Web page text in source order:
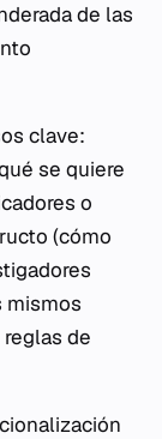
de las
clave:
se quiere
o
(cómo
mismos
de